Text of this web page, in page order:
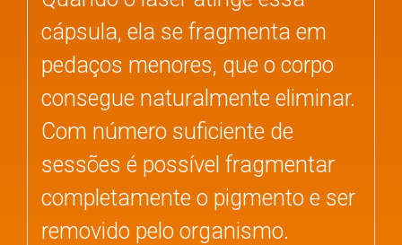
cápsula, ela se fragmenta em
pedaços menores, que o corpo
consegue naturalmente eliminar.
Com número suficiente de
sessões é possível fragmentar
completamente o pigmento e ser
removido pelo organismo.